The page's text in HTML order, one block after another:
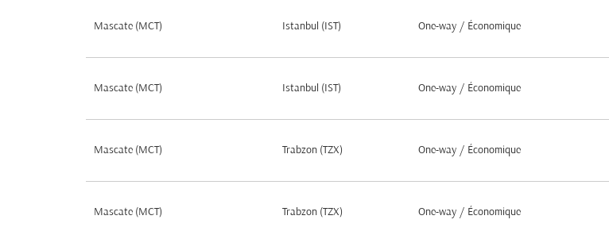
Mascate (MCT) Istanbul (IST) One-way / Économique
Mascate (MCT) Istanbul (IST) One-way / Économique
Mascate (MCT) Trabzon (TZX) One-way / Économique
Mascate (MCT) Trabzon (TZX) One-way / Économique